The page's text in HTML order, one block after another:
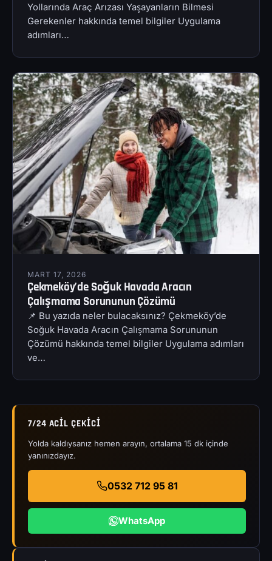
Yollarında Araç Arızası Yaşayanların Bilmesi
Gerekenler hakkında temel bilgiler Uygulama
adımları…
MART 17, 2026
Çekmeköy’de Soğuk Havada Aracın
Çalışmama Sorununun Çözümü
📌 Bu yazıda neler bulacaksınız? Çekmeköy’de
Soğuk Havada Aracın Çalışmama Sorununun
Çözümü hakkında temel bilgiler Uygulama adımları
ve…
7/24 ACIL ÇEKICI
Yolda kaldıysanız hemen arayın, ortalama 15 dk içinde
yanınızdayız.
0532 712 95 81
WhatsApp